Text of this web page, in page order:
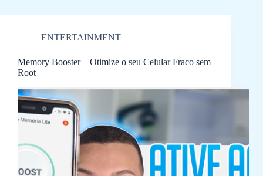
ENTERTAINMENT
Memory Booster – Otimize o seu Celular Fraco sem
Root